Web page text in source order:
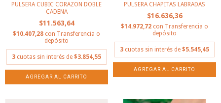
PULSERA CUBIC CORAZON DOBLE
CADENA
$11.563,64
$10.407,28 con Transferencia o
depósito
3 cuotas sin interés de $3.854,55
PULSERA CHAPITAS LABRADAS
$16.636,36
$14.972,72 con Transferencia o
depósito
3 cuotas sin interés de $5.545,45